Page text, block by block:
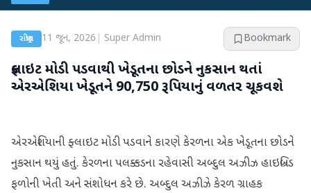
રાષ્ટ્રીય 11 જૂન, 2026 Super Admin Bookmark
ફ્લાઇટ મોડી પડવાથી ખેડૂતના છોડને નુકસાન થતાં
એરએશિયા ખેડૂતને 90,750 રૂપિયાનું વળતર ચૂકવશે
એરએશિયાની ફ્લાઇટ મોડી પડવાને કારણે કેરળના એક ખેડૂતના છોડને
નુકસાન થયું હતું. કેરળના પલક્કડના રહેવાસી અબ્દુલ અઝીઝ હાઇબ્રિડ
ફળોની ખેતી અને સંશોધન કરે છે. અબ્દુલ અઝીઝે કેરળ ગ્રાહક